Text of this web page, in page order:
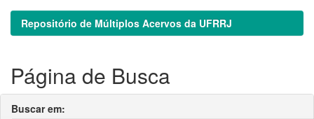
Repositório de Múltiplos Acervos da UFRRJ
Página de Busca
Buscar em: